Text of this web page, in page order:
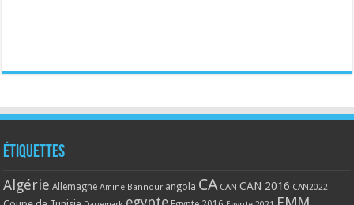
Étiquettes
Algérie Allemagne Amine Bannour angola CA CAN CAN 2016 CAN2022